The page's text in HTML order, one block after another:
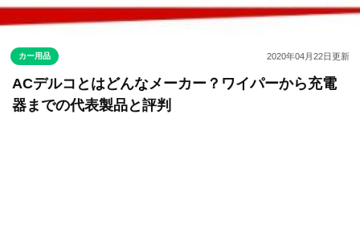
カー用品 2020年04月22日更新
ACデルコとはどんなメーカー？ワイパーから充電
器までの代表製品と評判